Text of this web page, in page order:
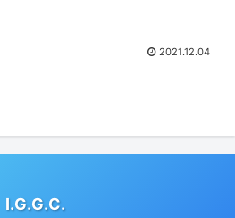
2021.12.04
I.G.G.C.